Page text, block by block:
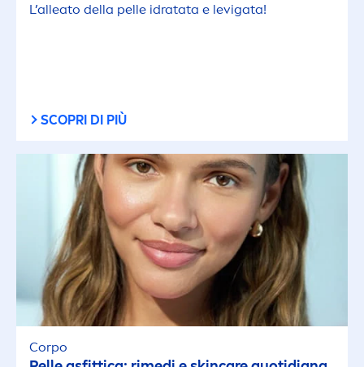
L’alleato della pelle idratata e levigata!
SCOPRI DI PIÙ
Corpo